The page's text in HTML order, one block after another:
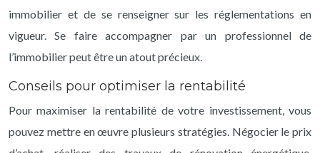
immobilier et de se renseigner sur les réglementations en
vigueur. Se faire accompagner par un professionnel de
l’immobilier peut être un atout précieux.
Conseils pour optimiser la rentabilité
Pour maximiser la rentabilité de votre investissement, vous
pouvez mettre en œuvre plusieurs stratégies. Négocier le prix